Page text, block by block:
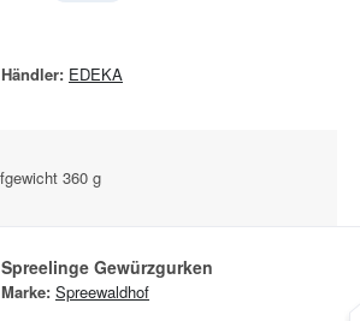
Händler: EDEKA
360 g
Spreelinge Gewürzgurken
Marke: Spreewaldhof